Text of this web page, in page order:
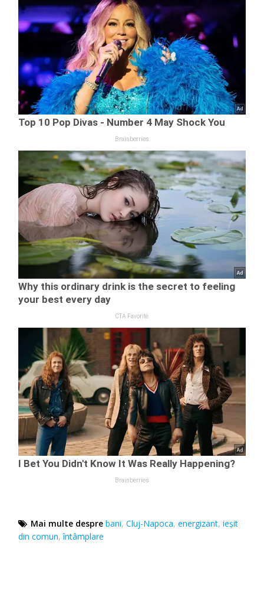
Mai multe despre bani,Cluj-Napoca,energizant,ieșit
din comun,întâmplare